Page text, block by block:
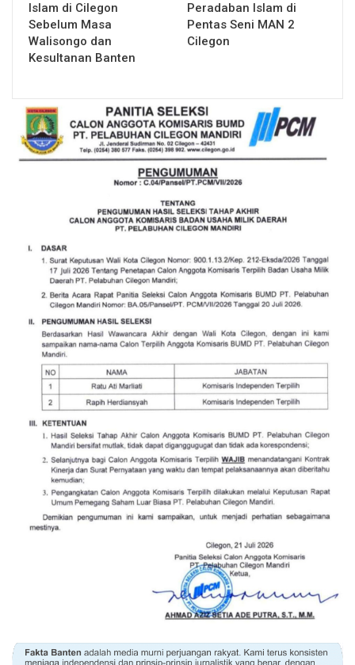
Islam di Cilegon
Sebelum Masa
Walisongo dan
Kesultanan Banten
Peradaban Islam di
Pentas Seni MAN 2
Cilegon